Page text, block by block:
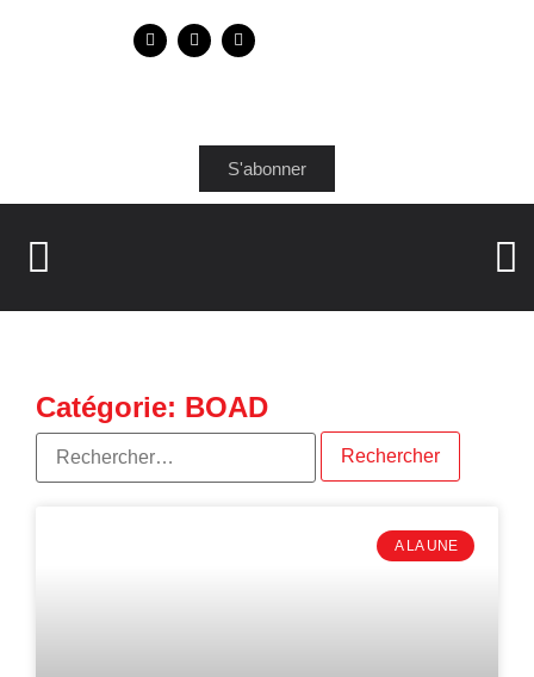
S'abonner
Catégorie: BOAD
A LA UNE